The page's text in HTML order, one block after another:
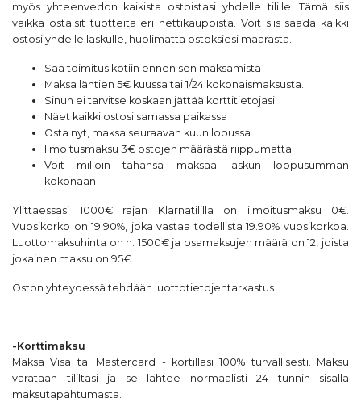
myös yhteenvedon kaikista ostoistasi yhdelle tilille. Tämä siis
vaikka ostaisit tuotteita eri nettikaupoista. Voit siis saada kaikki
ostosi yhdelle laskulle, huolimatta ostoksiesi määrästä.
Saa toimitus kotiin ennen sen maksamista
Maksa lähtien 5€ kuussa tai 1/24 kokonaismaksusta.
Sinun ei tarvitse koskaan jättää korttitietojasi.
Näet kaikki ostosi samassa paikassa
Osta nyt, maksa seuraavan kuun lopussa
Ilmoitusmaksu 3€ ostojen määrästä riippumatta
Voit milloin tahansa maksaa laskun loppusumman
kokonaan
Ylittäessäsi 1000€ rajan Klarnatilillä on ilmoitusmaksu 0€.
Vuosikorko on 19.90%, joka vastaa todellista 19.90% vuosikorkoa.
Luottomaksuhinta on n. 1500€ ja osamaksujen määrä on 12, joista
jokainen maksu on 95€.
Oston yhteydessä tehdään luottotietojentarkastus.
-Korttimaksu
Maksa Visa tai Mastercard - kortillasi 100% turvallisesti. Maksu
varataan tililtäsi ja se lähtee normaalisti 24 tunnin sisällä
maksutapahtumasta.